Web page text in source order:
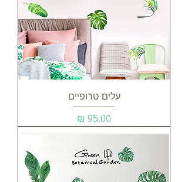
עלים טרופיים
מחיר